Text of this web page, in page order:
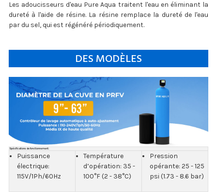
Les adoucisseurs d'eau Pure Aqua traitent l'eau en éliminant la
dureté à l'aide de résine. La résine remplace la dureté de l'eau
par du sel, qui est régénéré périodiquement.
DES MODÈLES
Spécifications de fonctionnement:
Puissance
électrique:
115V/1Ph/60Hz
Température
d’opération: 35 -
100°F (2 - 38°C)
Pression
opérante: 25 - 125
psi (1.73 - 8.6 bar)